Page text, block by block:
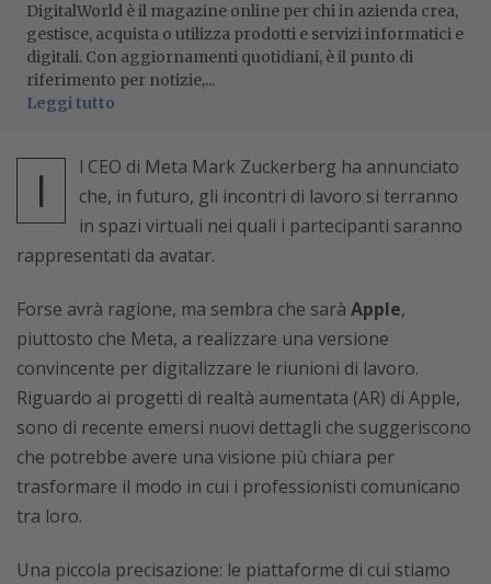
DigitalWorld è il magazine online per chi in azienda crea,
gestisce, acquista o utilizza prodotti e servizi informatici e
digitali. Con aggiornamenti quotidiani, è il punto di
riferimento per notizie,...
Leggi tutto
I
l CEO di Meta Mark Zuckerberg ha annunciato
che, in futuro, gli incontri di lavoro si terranno
in spazi virtuali nei quali i partecipanti saranno
rappresentati da avatar.
Forse avrà ragione, ma sembra che sarà Apple,
piuttosto che Meta, a realizzare una versione
convincente per digitalizzare le riunioni di lavoro.
Riguardo ai progetti di realtà aumentata (AR) di Apple,
sono di recente emersi nuovi dettagli che suggeriscono
che potrebbe avere una visione più chiara per
trasformare il modo in cui i professionisti comunicano
tra loro.
Una piccola precisazione: le piattaforme di cui stiamo